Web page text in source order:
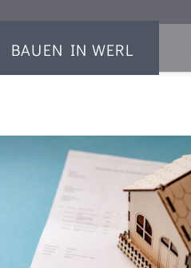
BAUEN IN WERL